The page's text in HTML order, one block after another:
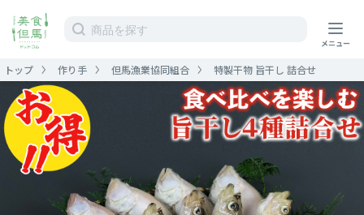
ホーム
ストア
トップ 作り手 但馬漁業協同組合 特製干物 旨干し 詰合せ